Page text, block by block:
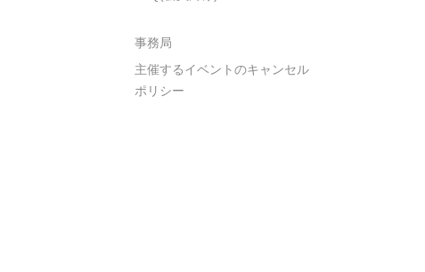
事務局
主催するイベントのキャンセル
ポリシー